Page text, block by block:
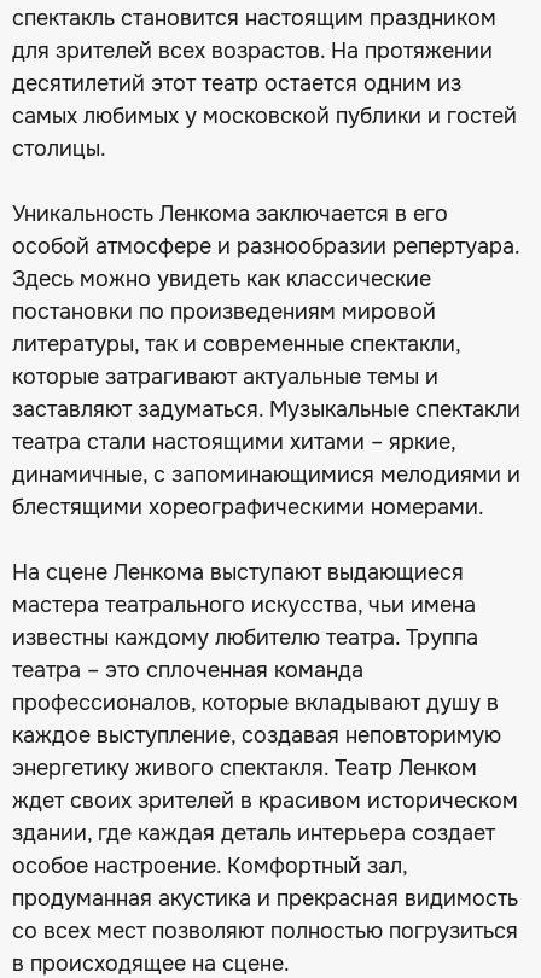
спектакль становится настоящим праздником
для зрителей всех возрастов. На протяжении
десятилетий этот театр остается одним из
самых любимых у московской публики и гостей
столицы.
Уникальность Ленкома заключается в его
особой атмосфере и разнообразии репертуара.
Здесь можно увидеть как классические
постановки по произведениям мировой
литературы, так и современные спектакли,
которые затрагивают актуальные темы и
заставляют задуматься. Музыкальные спектакли
театра стали настоящими хитами – яркие,
динамичные, с запоминающимися мелодиями и
блестящими хореографическими номерами.
На сцене Ленкома выступают выдающиеся
мастера театрального искусства, чьи имена
известны каждому любителю театра. Труппа
театра – это сплоченная команда
профессионалов, которые вкладывают душу в
каждое выступление, создавая неповторимую
энергетику живого спектакля. Театр Ленком
ждет своих зрителей в красивом историческом
здании, где каждая деталь интерьера создает
особое настроение. Комфортный зал,
продуманная акустика и прекрасная видимость
со всех мест позволяют полностью погрузиться
в происходящее на сцене.